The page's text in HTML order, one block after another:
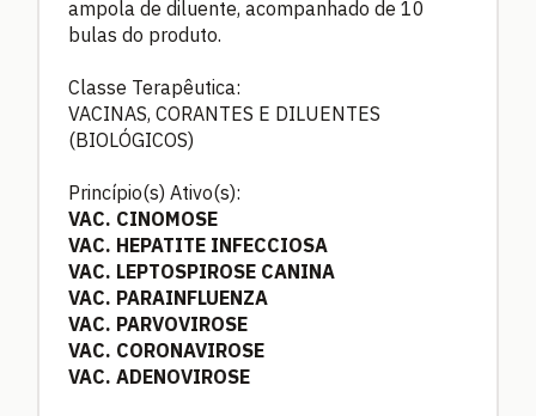
ampola de diluente, acompanhado de 10
bulas do produto.
Classe Terapêutica:
VACINAS, CORANTES E DILUENTES
(BIOLÓGICOS)
Princípio(s) Ativo(s):
VAC. CINOMOSE
VAC. HEPATITE INFECCIOSA
VAC. LEPTOSPIROSE CANINA
VAC. PARAINFLUENZA
VAC. PARVOVIROSE
VAC. CORONAVIROSE
VAC. ADENOVIROSE